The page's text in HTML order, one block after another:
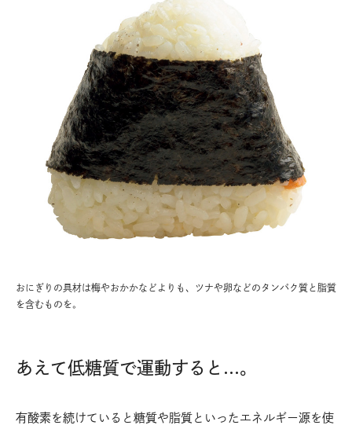
おにぎりの具材は梅やおかかなどよりも、ツナや卵などのタンパク質と脂質
を含むものを。
あえて低糖質で運動すると…。
有酸素を続けていると糖質や脂質といったエネルギー源を使